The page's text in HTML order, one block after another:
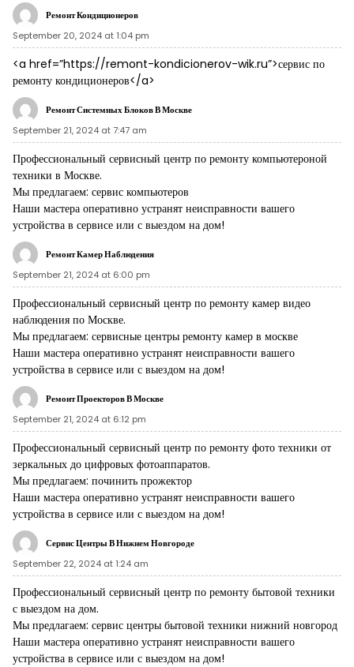
Ремонт Кондиционеров
September 20, 2024 at 1:04 pm
<a href=”https://remont-kondicionerov-wik.ru”>сервис по
ремонту кондиционеров</a>
Ремонт Системных Блоков В Москве
September 21, 2024 at 7:47 am
Профессиональный сервисный центр по ремонту компьютероной
техники в Москве.
Мы предлагаем: сервис компьютеров
Наши мастера оперативно устранят неисправности вашего
устройства в сервисе или с выездом на дом!
Ремонт Камер Наблюдения
September 21, 2024 at 6:00 pm
Профессиональный сервисный центр по ремонту камер видео
наблюдения по Москве.
Мы предлагаем: сервисные центры ремонту камер в москве
Наши мастера оперативно устранят неисправности вашего
устройства в сервисе или с выездом на дом!
Ремонт Проекторов В Москве
September 21, 2024 at 6:12 pm
Профессиональный сервисный центр по ремонту фото техники от
зеркальных до цифровых фотоаппаратов.
Мы предлагаем: починить прожектор
Наши мастера оперативно устранят неисправности вашего
устройства в сервисе или с выездом на дом!
Сервис Центры В Нижнем Новгороде
September 22, 2024 at 1:24 am
Профессиональный сервисный центр по ремонту бытовой техники
с выездом на дом.
Мы предлагаем: сервис центры бытовой техники нижний новгород
Наши мастера оперативно устранят неисправности вашего
устройства в сервисе или с выездом на дом!